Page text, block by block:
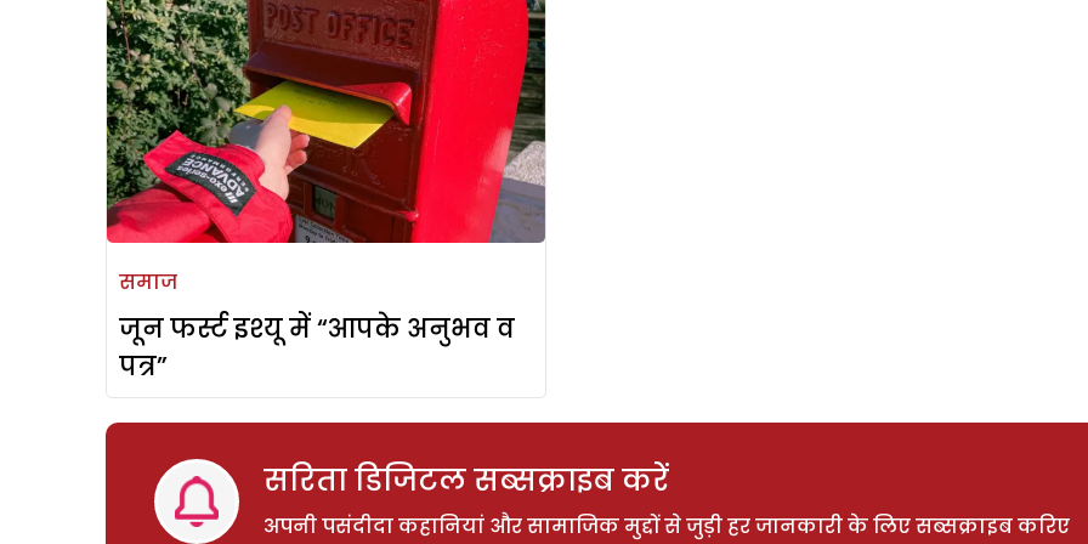
समाज
जून फर्स्ट इश्यू में “आपके अनुभव व
पत्र”
सरिता डिजिटल सब्सक्राइब करें
अपनी पसंदीदा कहानियां और सामाजिक मुद्दों से जुड़ी हर जानकारी के लिए सब्सक्राइब करिए